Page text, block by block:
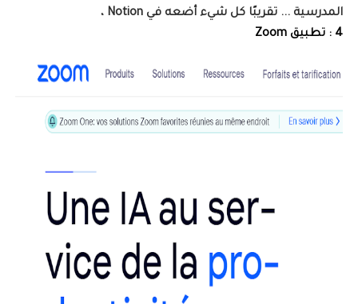
المدرسية ... تقريبًا كل شيء أضعه في Notion ،
4 : تطبيق Zoom